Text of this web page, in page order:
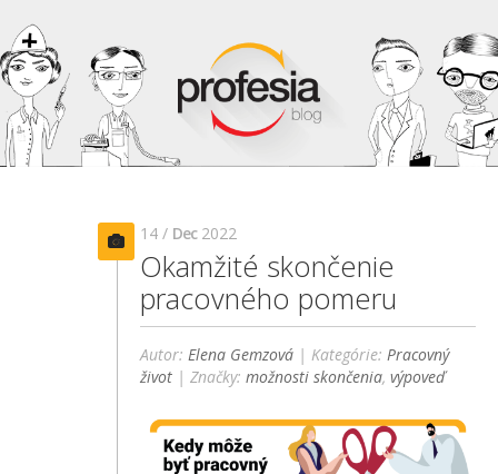
14 / Dec 2022
Okamžité skončenie
pracovného pomeru
Autor:Elena Gemzová | Kategórie:Pracovný
život | Značky:možnosti skončenia,výpoveď